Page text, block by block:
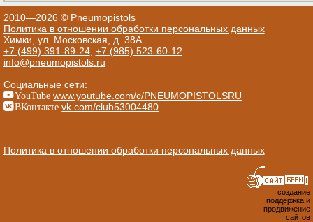
2010—2026 © Pneumopistols
Политика в отношении обработки персональных данных
Химки, ул. Московская, д. 38А
+7 (499) 391-89-24, +7 (985) 523-60-12
info@pneumopistols.ru
Социальные сети:
YouTube www.youtube.com/c/PNEUMOPISTOLSRU
ВКонтакте vk.com/club53004480
Политика в отношении обработки персональных данных
создание
поддержка и
продвижение
сайтов